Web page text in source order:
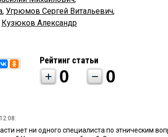
, Угрюмов Сергей Витальевич,
Кузюков Александр
Рейтинг статьи
0 0
нет ни одного специалиста по этническим